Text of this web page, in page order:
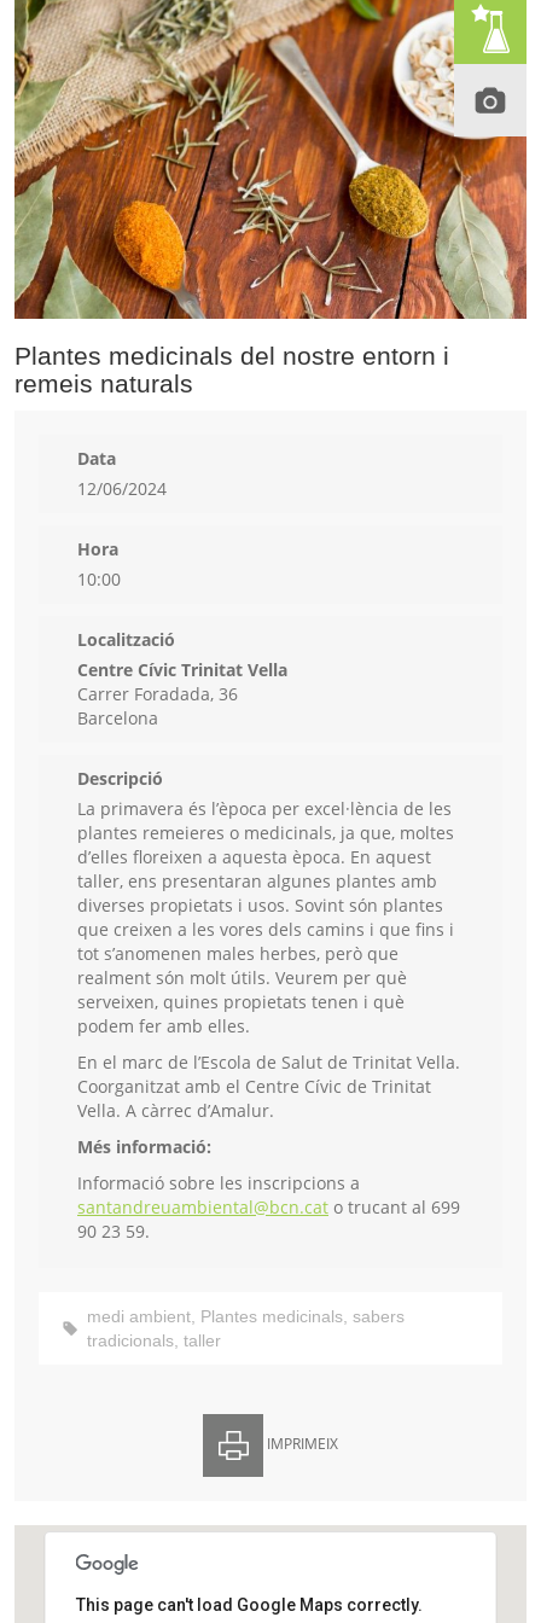
Plantes medicinals del nostre entorn i
remeis naturals
Data
12/06/2024
Hora
10:00
Localització
Centre Cívic Trinitat Vella
Carrer Foradada, 36
Barcelona
Descripció
La primavera és l’època per excel·lència de les
plantes remeieres o medicinals, ja que, moltes
d’elles floreixen a aquesta època. En aquest
taller, ens presentaran algunes plantes amb
diverses propietats i usos. Sovint són plantes
que creixen a les vores dels camins i que fins i
tot s’anomenen males herbes, però que
realment són molt útils. Veurem per què
serveixen, quines propietats tenen i què
podem fer amb elles.
En el marc de l’Escola de Salut de Trinitat Vella.
Coorganitzat amb el Centre Cívic de Trinitat
Vella. A càrrec d’Amalur.
Més informació:
Informació sobre les inscripcions a
santandreuambiental@bcn.cat o trucant al 699
90 23 59.
medi ambient, Plantes medicinals, sabers
tradicionals, taller
IMPRIMEIX
This page can't load Google Maps correctly.